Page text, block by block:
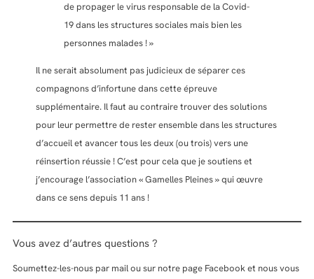
de propager le virus responsable de la Covid-
19 dans les structures sociales mais bien les
personnes malades ! »
Il ne serait absolument pas judicieux de séparer ces
compagnons d’infortune dans cette épreuve
supplémentaire. Il faut au contraire trouver des solutions
pour leur permettre de rester ensemble dans les structures
d’accueil et avancer tous les deux (ou trois) vers une
réinsertion réussie ! C’est pour cela que je soutiens et
j’encourage l’association « Gamelles Pleines » qui œuvre
dans ce sens depuis 11 ans !
Vous avez d’autres questions ?
Soumettez-les-nous par mail ou sur notre page Facebook et nous vous